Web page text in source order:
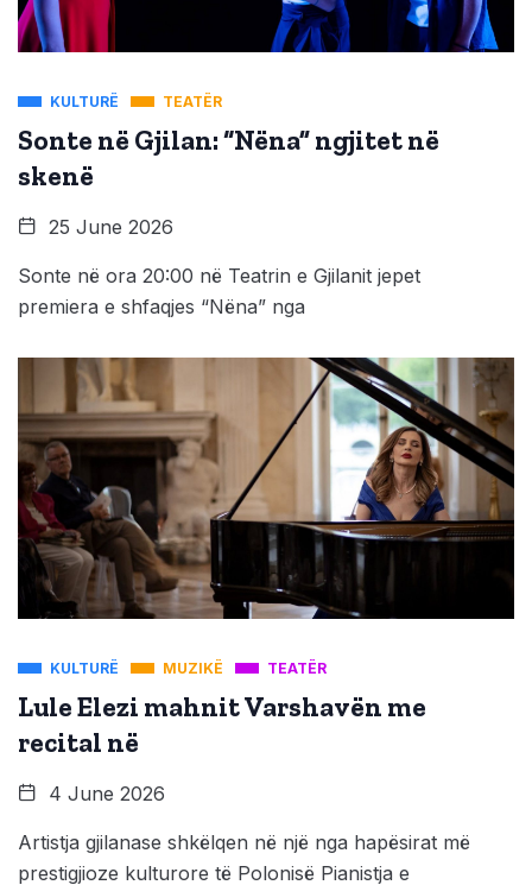
KULTURË TEATËR
Sonte në Gjilan: “Nëna” ngjitet në
skenë
25 June 2026
Sonte në ora 20:00 në Teatrin e Gjilanit jepet
premiera e shfaqjes “Nëna” nga
KULTURË MUZIKË TEATËR
Lule Elezi mahnit Varshavën me
recital në
4 June 2026
Artistja gjilanase shkëlqen në një nga hapësirat më
prestigjioze kulturore të Polonisë Pianistja e